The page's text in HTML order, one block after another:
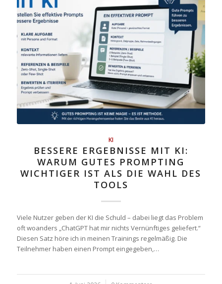
KI
BESSERE ERGEBNISSE MIT KI:
WARUM GUTES PROMPTING
WICHTIGER IST ALS DIE WAHL DES
TOOLS
Viele Nutzer geben der KI die Schuld – dabei liegt das Problem
oft woanders „ChatGPT hat mir nichts Vernünftiges geliefert.“
Diesen Satz höre ich in meinen Trainings regelmäßig. Die
Teilnehmer haben einen Prompt eingegeben,…